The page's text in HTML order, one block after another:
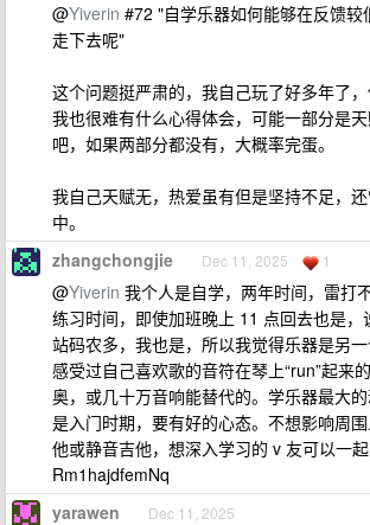
@Yiverin #72 "自学乐器如何能够在反馈较
走下去呢"
这个问题挺严肃的，我自己玩了好多年了，
我也很难有什么心得体会，可能一部分是
吧，如果两部分都没有，大概率完蛋。
我自己天赋无，热爱虽有但是坚持不足，
中。
zhangchongjie Dec 11, 2025 1
@Yiverin 我个人是自学，两年时间，雷打
练习时间，即使加班晚上 11 点回去也是，
站码农多，我也是，所以我觉得乐器是另
感受过自己喜欢歌的音符在琴上“run”起来
奥，或几十万音响能替代的。学乐器最大
是入门时期，要有好的心态。不想影响周
他或静音吉他，想深入学习的 v 友可以一
Rm1hajdfemNq
yarawen Dec 11, 2025